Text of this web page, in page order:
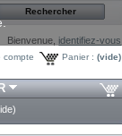
Bienvenue, identifiez-vous
Panier : (vide)
compte